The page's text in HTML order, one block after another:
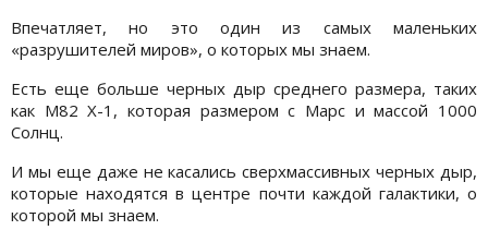
Впечатляет, но это один из самых маленьких
«разрушителей миров», о которых мы знаем.
Есть еще больше черных дыр среднего размера, таких
как M82 X-1, которая размером с Марс и массой 1000
Солнц.
И мы еще даже не касались сверхмассивных черных дыр,
которые находятся в центре почти каждой галактики, о
которой мы знаем.